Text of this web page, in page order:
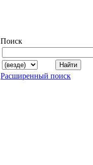
Поиск
Расширенный поиск